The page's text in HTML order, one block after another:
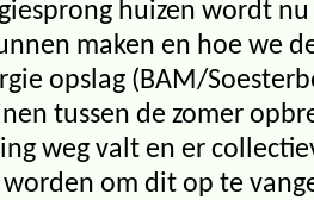
huizen wordt
maken en hoe we
opslag (BAM/
tussen de zomer
weg valt en er
om dit op te